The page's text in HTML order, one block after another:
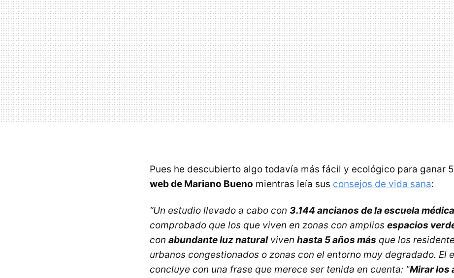
Pues he descubierto algo todavía más fácil y ecológico para ganar
web de Mariano Bueno mientras leía sus consejos de vida sana:
“Un estudio llevado a cabo con 3.144 ancianos de la escuela
comprobado que los que viven en zonas con amplios espacios
con abundante luz naturalviven hasta 5 años más que los
urbanos congestionados o zonas con el entorno muy degradado. El
concluye con una frase que merece ser tenida en cuenta: "Mirar los